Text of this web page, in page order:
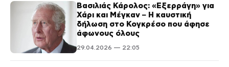
Βασιλιάς Κάρολος: «Εξερράγη» για
Χάρι και Μέγκαν – Η καυστική
δήλωση στο Κογκρέσο που άφησε
άφωνους όλους
29.04.2026 — 22:05